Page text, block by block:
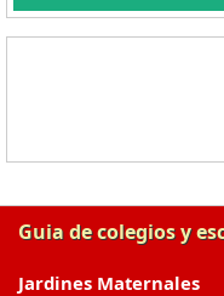
Guia de colegios y
Jardines Maternales